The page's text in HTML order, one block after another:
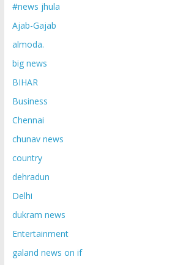
#news jhula
Ajab-Gajab
almoda.
big news
BIHAR
Business
Chennai
chunav news
country
dehradun
Delhi
dukram news
Entertainment
galand news on if